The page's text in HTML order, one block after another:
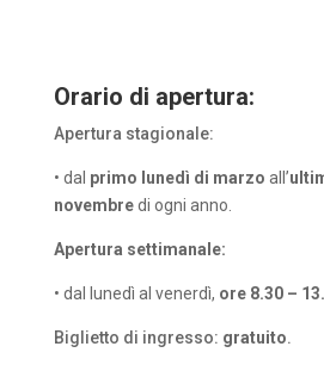
Orario di apertura:
Apertura stagionale:
• dal primo lunedì di marzo all’
novembredi ogni anno.
Apertura settimanale:
• dal lunedì al venerdì, ore 8.30 –
Biglietto di ingresso: gratuito.